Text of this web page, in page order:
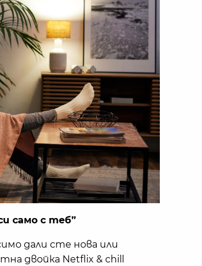
само с теб”
дали сте нова или
двойка Netflix & chill